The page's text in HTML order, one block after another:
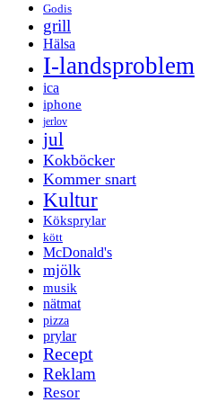
Godis
grill
Hälsa
I-landsproblem
ica
iphone
jerlov
jul
Kokböcker
Kommer snart
Kultur
Köksprylar
kött
McDonald's
mjölk
musik
nätmat
pizza
prylar
Recept
Reklam
Resor